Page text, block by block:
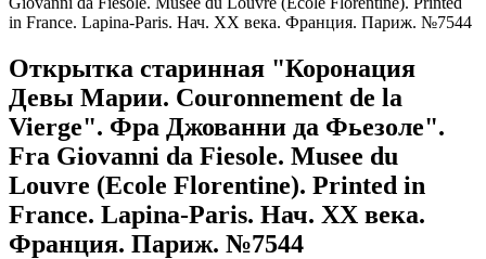
Открытка старинная "Коронация
Девы Марии. Couronnement de la
Vierge". Фра Джованни да Фьезоле".
Fra Giovanni da Fiesole. Musee du
Louvre (Ecole Florentine). Printed in
France. Lapina-Paris. Нач. ХХ века.
Франция. Париж. №7544